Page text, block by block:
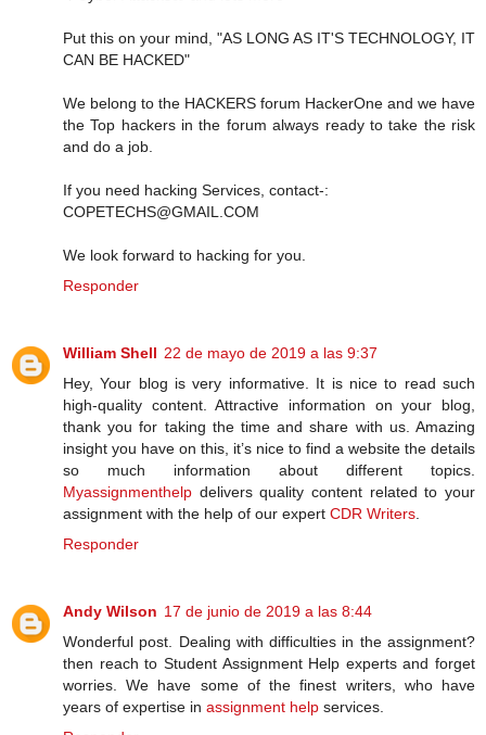
Put this on your mind, "AS LONG AS IT'S TECHNOLOGY, IT
CAN BE HACKED"
We belong to the HACKERS forum HackerOne and we have
the Top hackers in the forum always ready to take the risk
and do a job.
If you need hacking Services, contact-:
COPETECHS@GMAIL.COM
We look forward to hacking for you.
Responder
William Shell 22 de mayo de 2019 a las 9:37
Hey, Your blog is very informative. It is nice to read such
high-quality content. Attractive information on your blog,
thank you for taking the time and share with us. Amazing
insight you have on this, it’s nice to find a website the details
so much information about different topics.
Myassignmenthelp delivers quality content related to your
assignment with the help of our expert CDR Writers.
Responder
Andy Wilson 17 de junio de 2019 a las 8:44
Wonderful post. Dealing with difficulties in the assignment?
then reach to Student Assignment Help experts and forget
worries. We have some of the finest writers, who have
years of expertise in assignment help services.